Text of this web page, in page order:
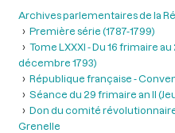
Archives parlementaires de la
Première série (1787-1799)
Tome LXXXI - Du 16 frimaire
décembre 1793)
République française -
Séance du 29 frimaire an II
Don du comité
Grenelle